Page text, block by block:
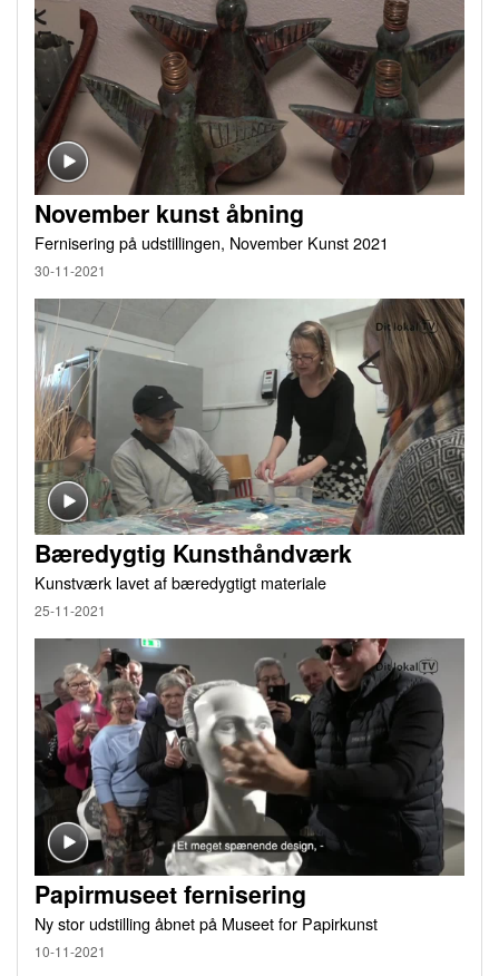
November kunst åbning
Fernisering på udstillingen, November Kunst 2021
30-11-2021
Bæredygtig Kunsthåndværk
Kunstværk lavet af bæredygtigt materiale
25-11-2021
Papirmuseet fernisering
Ny stor udstilling åbnet på Museet for Papirkunst
10-11-2021